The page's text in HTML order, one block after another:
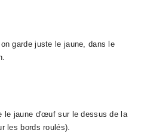
garde juste le jaune, dans le
le jaune d'œuf sur le dessus de la
les bords roulés).